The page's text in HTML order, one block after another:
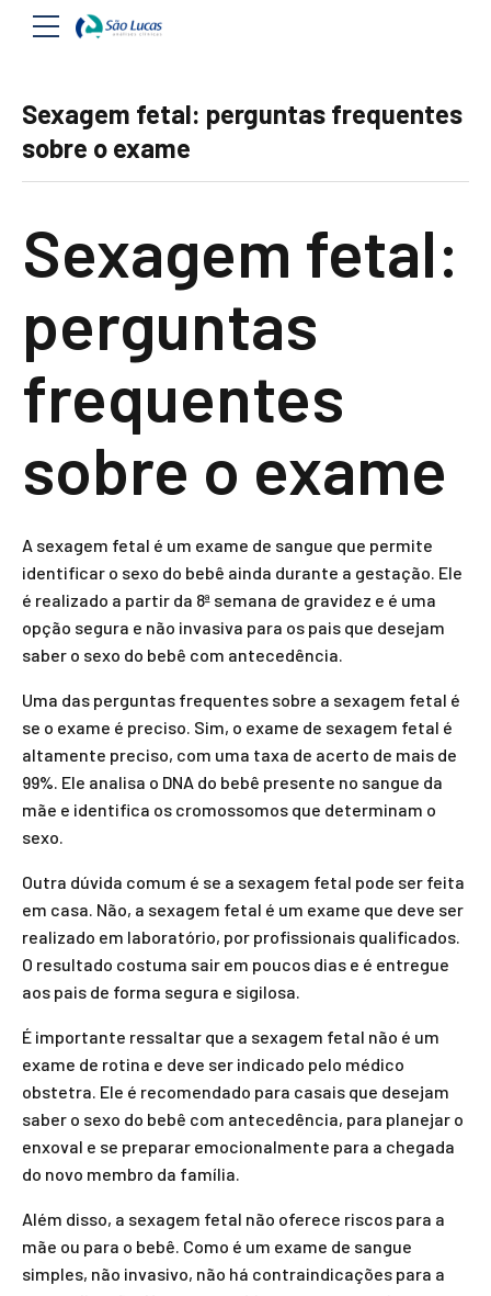
Sexagem fetal: perguntas frequentes
sobre o exame
Sexagem fetal:
perguntas
frequentes
sobre o exame
A sexagem fetal é um exame de sangue que permite
identificar o sexo do bebê ainda durante a gestação. Ele
é realizado a partir da 8ª semana de gravidez e é uma
opção segura e não invasiva para os pais que desejam
saber o sexo do bebê com antecedência.
Uma das perguntas frequentes sobre a sexagem fetal é
se o exame é preciso. Sim, o exame de sexagem fetal é
altamente preciso, com uma taxa de acerto de mais de
99%. Ele analisa o DNA do bebê presente no sangue da
mãe e identifica os cromossomos que determinam o
sexo.
Outra dúvida comum é se a sexagem fetal pode ser feita
em casa. Não, a sexagem fetal é um exame que deve ser
realizado em laboratório, por profissionais qualificados.
O resultado costuma sair em poucos dias e é entregue
aos pais de forma segura e sigilosa.
É importante ressaltar que a sexagem fetal não é um
exame de rotina e deve ser indicado pelo médico
obstetra. Ele é recomendado para casais que desejam
saber o sexo do bebê com antecedência, para planejar o
enxoval e se preparar emocionalmente para a chegada
do novo membro da família.
Além disso, a sexagem fetal não oferece riscos para a
mãe ou para o bebê. Como é um exame de sangue
simples, não invasivo, não há contraindicações para a